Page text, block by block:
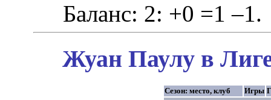
Баланс: 2: +0 =1 –1.
Жуан Паулу в
Сезон: место, клуб Игры